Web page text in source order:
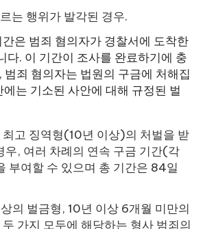
는 행위가 발각된 경우.
은 범죄 혐의자가 경찰서에 도착한
다. 이 기간이 조사를 완료하기에 충
범죄 혐의자는 법원의 구금에 처해집
는 기소된 사안에 대해 규정된 벌
최고 징역형(10년 이상)의 처벌을 받
우, 여러 차례의 연속 구금 기간(각
부여할 수 있으며 총 기간은 84일
의 벌금형, 10년 이상 6개월 미만의
가지 모두에 해당하는 형사 범죄의